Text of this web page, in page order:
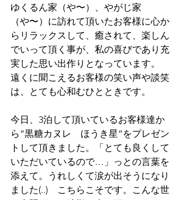
ゆくるん家（や〜）、やがじ家
（や〜）に訪れて頂いたお客様に心か
らリラックスして、癒されて、楽しん
でいって頂く事が、私の喜びであり充
実した思い出作りとなっています。
遠くに聞こえるお客様の笑い声や談笑
は、とても心和むひとときです。
今日、3泊して頂いているお客様達か
ら”黒糖カヌレ　ほうき星”をプレゼン
トして頂きました。「とても良くして
いただいているので…」っとの言葉を
添えて。うれしくて涙が出そうになり
ました(..)　こちらこそです。こんな世